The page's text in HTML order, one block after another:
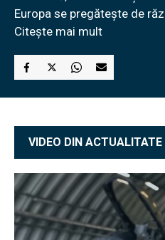
Europa se pregătește de
Citește mai mult
VIDEO DIN ACTUALITATE